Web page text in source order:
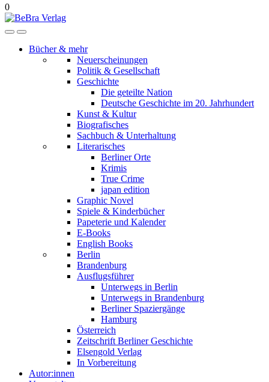
0
Bücher & mehr
Neuerscheinungen
Politik & Gesellschaft
Geschichte
Die geteilte Nation
Deutsche Geschichte im 20. Jahrhundert
Kunst & Kultur
Biografisches
Sachbuch & Unterhaltung
Literarisches
Berliner Orte
Krimis
True Crime
japan edition
Graphic Novel
Spiele & Kinderbücher
Papeterie und Kalender
E-Books
English Books
Berlin
Brandenburg
Ausflugsführer
Unterwegs in Berlin
Unterwegs in Brandenburg
Berliner Spaziergänge
Hamburg
Österreich
Zeitschrift Berliner Geschichte
Elsengold Verlag
In Vorbereitung
Autor:innen